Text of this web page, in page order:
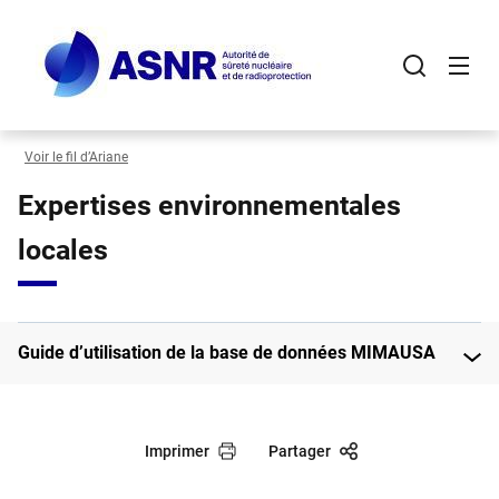
contenu
principal
Voir le fil d’Ariane
Expertises environnementales
locales
Guide d’utilisation de la base de données MIMAUSA
Imprimer Partager